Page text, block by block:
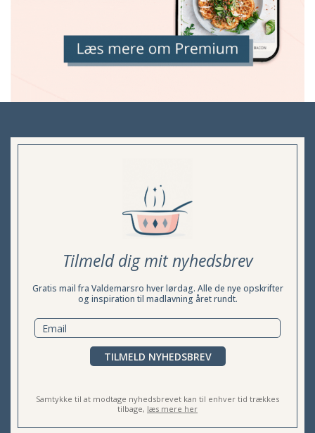
Tilmeld dig mit nyhedsbrev
Gratis mail fra Valdemarsro hver lørdag. Alle de nye opskrifter
og inspiration til madlavning året rundt.
TILMELD NYHEDSBREV
Samtykke til at modtage nyhedsbrevet kan til enhver tid trækkes
tilbage, læs mere her